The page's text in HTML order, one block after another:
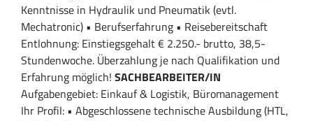
Kenntnisse in Hydraulik und Pneumatik (evtl.
Mechatronic) • Berufserfahrung • Reisebereitschaft
Entlohnung: Einstiegsgehalt € 2.250.- brutto, 38,5-
Stundenwoche. Überzahlung je nach Qualifikation und
Erfahrung möglich!SACHBEARBEITER/IN
Aufgabengebiet: Einkauf & Logistik, Büromanagement
Ihr Profil: • Abgeschlossene technische Ausbildung (HTL,